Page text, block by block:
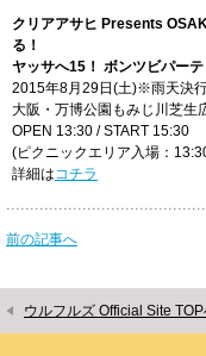
クリアアサヒ Presents
る！
ヤッサへ15！ ボンツビパーテ
2015年8月29日(土)※雨天決
大阪・万博公園もみじ川芝生
OPEN 13:30 / START 15:30
(ピクニックエリア入場：
詳細はコチラ
前の記事へ
ウルフルズ Official Site